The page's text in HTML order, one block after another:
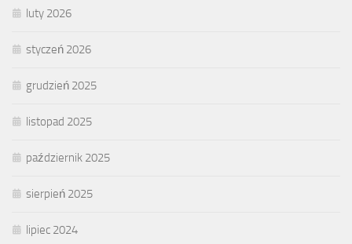
luty 2026
styczeń 2026
grudzień 2025
listopad 2025
październik 2025
sierpień 2025
lipiec 2024